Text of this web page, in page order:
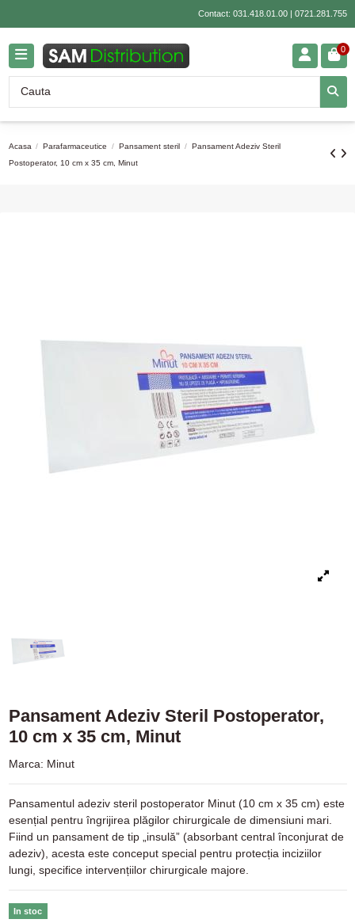
Contact: 031.418.01.00| 0721.281.755
0
Acasa Parafarmaceutice Pansament steril
Pansament Adeziv Steril
Postoperator, 10 cm x 35 cm, Minut
Pansament Adeziv Steril Postoperator,
10 cm x 35 cm, Minut
Marca: Minut
Pansamentul adeziv steril postoperator Minut (10 cm x 35 cm) este
esențial pentru îngrijirea plăgilor chirurgicale de dimensiuni mari.
Fiind un pansament de tip „insulă” (absorbant central înconjurat de
adeziv), acesta este conceput special pentru protecția inciziilor
lungi, specifice intervențiilor chirurgicale majore.
In stoc